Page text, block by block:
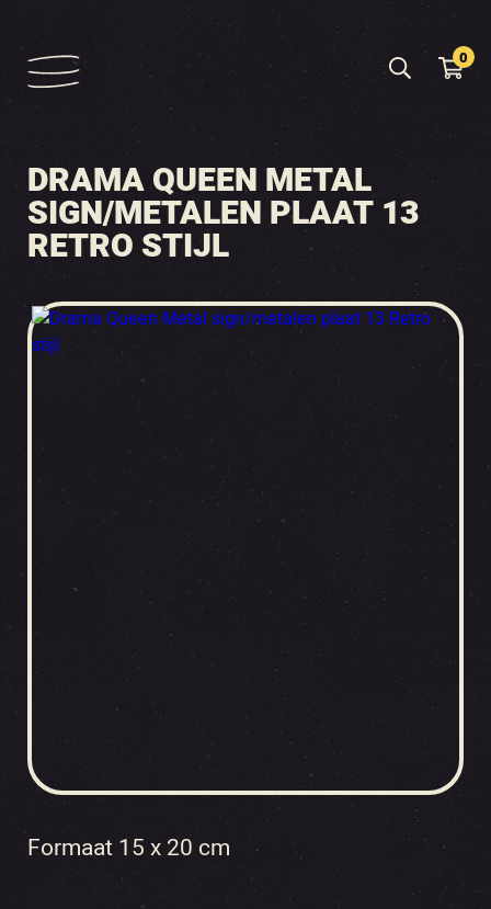
0
DRAMA QUEEN METAL
SIGN/METALEN PLAAT 13
RETRO STIJL
Formaat 15 x 20 cm